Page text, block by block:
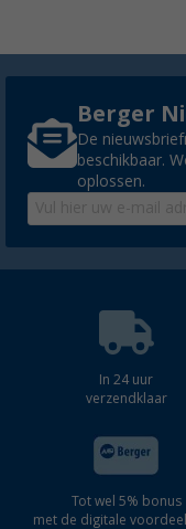
Berger
De
beschikbaar.
oplossen.
In 24 uur
verzendklaar
Tot wel 5% bonus
met de digitale